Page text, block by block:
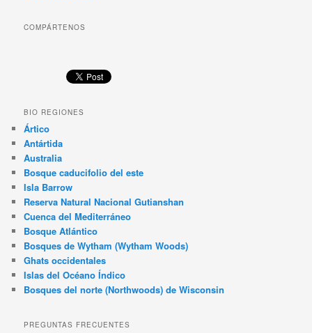
COMPÁRTENOS
BIO REGIONES
Ártico
Antártida
Australia
Bosque caducifolio del este
Isla Barrow
Reserva Natural Nacional Gutianshan
Cuenca del Mediterráneo
Bosque Atlántico
Bosques de Wytham (Wytham Woods)
Ghats occidentales
Islas del Océano Índico
Bosques del norte (Northwoods) de Wisconsin
PREGUNTAS FRECUENTES